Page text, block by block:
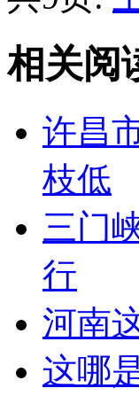
相关阅
许昌
枝低
三门
行
河南
这哪